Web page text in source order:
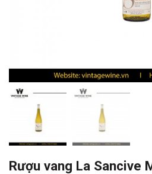
Rượu vang La Sancive